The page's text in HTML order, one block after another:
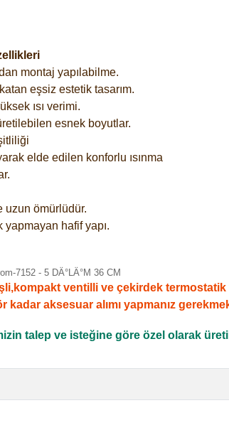
montaj yapılabilme.
eşsiz estetik tasarım.
ısı verimi.
esnek boyutlar.
elde edilen konforlu ısınma
uzun ömürlüdür.
yapmayan hafif yapı.
ventilli ve çekirdek
kadar aksesuar alımı yapmanız
talep ve isteğine göre özel olarak